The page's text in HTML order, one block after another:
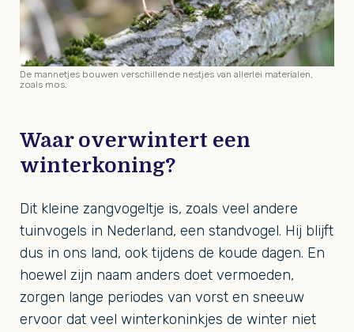
Waar overwintert een
winterkoning?
Dit kleine zangvogeltje is, zoals veel andere
tuinvogels in Nederland, een standvogel. Hij blijft
dus in ons land, ook tijdens de koude dagen. En
hoewel zijn naam anders doet vermoeden,
zorgen lange periodes van vorst en sneeuw
ervoor dat veel winterkoninkjes de winter niet
De mannetjes bouwen verschillende nestjes van allerlei materialen,
zoals mos.